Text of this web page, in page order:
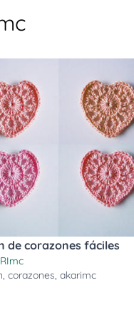
de corazones fáciles
, corazones, akarimc